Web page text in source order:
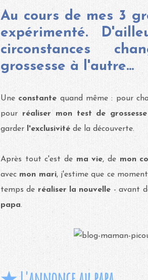
Au cours de mes 3
expérimenté.
circonstances
grossesse à l'autre...
Une constante quand même : pour
pour réaliser mon test de
garder l'exclusivité de la découverte.
Après tout c'est de ma vie, de mon
avec mon mari, j'estime que ce
temps de réaliser la nouvelle - avant
papa.